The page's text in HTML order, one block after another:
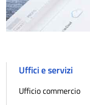
Uffici e servizi
Ufficio commercio